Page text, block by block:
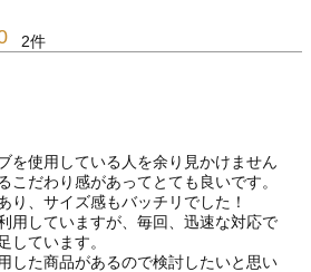
2
を使用している人を余り見かけません
こだわり感があってとても良いです。
り、サイズ感もバッチリでした！
用していますが、毎回、迅速な対応で
しています。
した商品があるので検討したいと思い